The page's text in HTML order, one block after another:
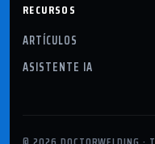
RECURSOS
ARTÍCULOS
ASISTENTE IA